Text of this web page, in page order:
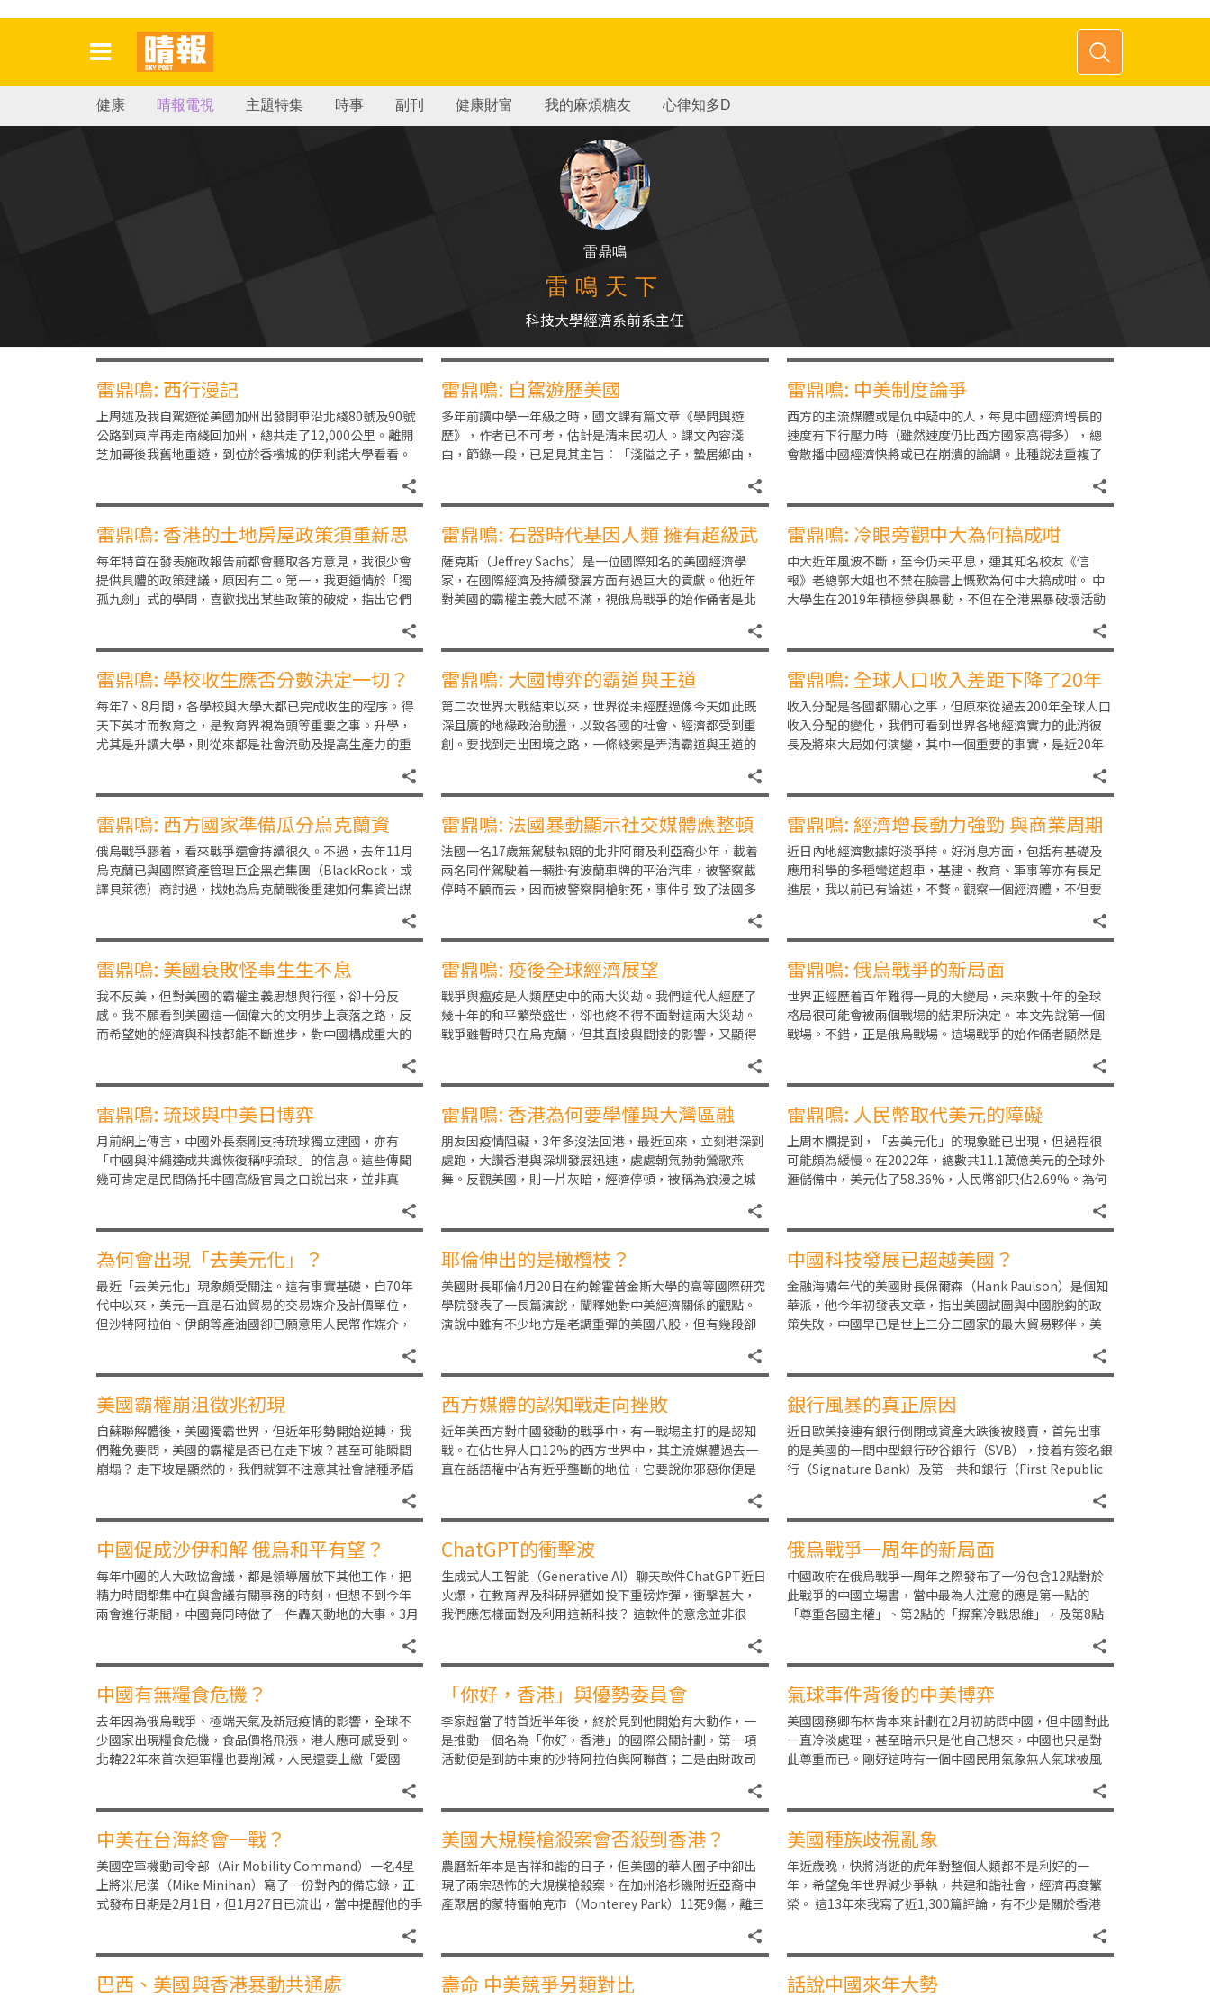
健康 晴報電視 主題特集 時事 副刊 健康財富 我的麻煩糖友 心律知多D
雷鼎鳴
雷鳴天下
科技大學經濟系前系主任
雷鼎鳴: 西行漫記
上周述及我自駕遊從美國加州出發開車沿北綫80號及90號
公路到東岸再走南綫回加州，總共走了12,000公里。離開
芝加哥後我舊地重遊，到位於香檳城的伊利諾大學看看。
雷鼎鳴: 自駕遊歷美國
多年前讀中學一年級之時，國文課有篇文章《學問與遊
歷》，作者已不可考，估計是清末民初人。課文內容淺
白，節錄一段，已足見其主旨︰「淺隘之子，蟄居鄉曲，
雷鼎鳴: 中美制度論爭
西方的主流媒體或是仇中疑中的人，每見中國經濟增長的
速度有下行壓力時（雖然速度仍比西方國家高得多），總
會散播中國經濟快將或已在崩潰的論調。此種說法重複了
雷鼎鳴: 香港的土地房屋政策須重新思
考
每年特首在發表施政報告前都會聽取各方意見，我很少會
提供具體的政策建議，原因有二。第一，我更鍾情於「獨
孤九劍」式的學問，喜歡找出某些政策的破綻，指出它們
雷鼎鳴: 石器時代基因人類 擁有超級武
器的危險
薩克斯（Jeffrey Sachs）是一位國際知名的美國經濟學
家，在國際經濟及持續發展方面有過巨大的貢獻。他近年
對美國的霸權主義大感不滿，視俄烏戰爭的始作俑者是北
雷鼎鳴: 冷眼旁觀中大為何搞成咁
中大近年風波不斷，至今仍未平息，連其知名校友《信
報》老總郭大姐也不禁在臉書上慨歎為何中大搞成咁。 中
大學生在2019年積極參與暴動，不但在全港黑暴破壞活動
雷鼎鳴: 學校收生應否分數決定一切？
每年7、8月間，各學校與大學大都已完成收生的程序。得
天下英才而教育之，是教育界視為頭等重要之事。升學，
尤其是升讀大學，則從來都是社會流動及提高生產力的重
雷鼎鳴: 大國博弈的霸道與王道
第二次世界大戰結束以來，世界從未經歷過像今天如此既
深且廣的地緣政治動盪，以致各國的社會、經濟都受到重
創。要找到走出困境之路，一條綫索是弄清霸道與王道的
雷鼎鳴: 全球人口收入差距下降了20年
收入分配是各國都關心之事，但原來從過去200年全球人口
收入分配的變化，我們可看到世界各地經濟實力的此消彼
長及將來大局如何演變，其中一個重要的事實，是近20年
雷鼎鳴: 西方國家準備瓜分烏克蘭資
源？
俄烏戰爭膠着，看來戰爭還會持續很久。不過，去年11月
烏克蘭已與國際資產管理巨企黑岩集團（BlackRock，或
譯貝萊德）商討過，找她為烏克蘭戰後重建如何集資出謀
雷鼎鳴: 法國暴動顯示社交媒體應整頓
法國一名17歲無駕駛執照的北非阿爾及利亞裔少年，載着
兩名同伴駕駛着一輛掛有波蘭車牌的平治汽車，被警察截
停時不顧而去，因而被警察開槍射死，事件引致了法國多
雷鼎鳴: 經濟增長動力強勁 與商業周期
處於下行期
近日內地經濟數據好淡爭持。好消息方面，包括有基礎及
應用科學的多種彎道超車，基建、教育、軍事等亦有長足
進展，我以前已有論述，不贅。觀察一個經濟體，不但要
雷鼎鳴: 美國衰敗怪事生生不息
我不反美，但對美國的霸權主義思想與行徑，卻十分反
感。我不願看到美國這一個偉大的文明步上衰落之路，反
而希望她的經濟與科技都能不斷進步，對中國構成重大的
雷鼎鳴: 疫後全球經濟展望
戰爭與瘟疫是人類歷史中的兩大災劫。我們這代人經歷了
幾十年的和平繁榮盛世，卻也終不得不面對這兩大災劫。
戰爭雖暫時只在烏克蘭，但其直接與間接的影響，又顯得
雷鼎鳴: 俄烏戰爭的新局面
世界正經歷着百年難得一見的大變局，未來數十年的全球
格局很可能會被兩個戰場的結果所決定。 本文先說第一個
戰場。不錯，正是俄烏戰場。這場戰爭的始作俑者顯然是
雷鼎鳴: 琉球與中美日博弈
月前網上傳言，中國外長秦剛支持琉球獨立建國，亦有
「中國與沖繩達成共識恢復稱呼琉球」的信息。這些傳聞
幾可肯定是民間偽托中國高級官員之口說出來，並非真
雷鼎鳴: 香港為何要學懂與大灣區融
合？
朋友因疫情阻礙，3年多沒法回港，最近回來，立刻港深到
處跑，大讚香港與深圳發展迅速，處處朝氣勃勃鶯歌燕
舞。反觀美國，則一片灰暗，經濟停頓，被稱為浪漫之城
雷鼎鳴: 人民幣取代美元的障礙
上周本欄提到，「去美元化」的現象雖已出現，但過程很
可能頗為緩慢。在2022年，總數共11.1萬億美元的全球外
滙儲備中，美元佔了58.36%，人民幣卻只佔2.69%。為何
為何會出現「去美元化」？
最近「去美元化」現象頗受關注。這有事實基礎，自70年
代中以來，美元一直是石油貿易的交易媒介及計價單位，
但沙特阿拉伯、伊朗等產油國卻已願意用人民幣作媒介，
耶倫伸出的是橄欖枝？
美國財長耶倫4月20日在約翰霍普金斯大學的高等國際研究
學院發表了一長篇演說，闡釋她對中美經濟關係的觀點。
演說中雖有不少地方是老調重彈的美國八股，但有幾段卻
中國科技發展已超越美國？
金融海嘯年代的美國財長保爾森（Hank Paulson）是個知
華派，他今年初發表文章，指出美國試圖與中國脫鈎的政
策失敗，中國早已是世上三分二國家的最大貿易夥伴，美
美國霸權崩沮徵兆初現
自蘇聯解體後，美國獨霸世界，但近年形勢開始逆轉，我
們難免要問，美國的霸權是否已在走下坡？甚至可能瞬間
崩塌？ 走下坡是顯然的，我們就算不注意其社會諸種矛盾
西方媒體的認知戰走向挫敗
近年美西方對中國發動的戰爭中，有一戰場主打的是認知
戰。在佔世界人口12%的西方世界中，其主流媒體過去一
直在話語權中佔有近乎壟斷的地位，它要說你邪惡你便是
銀行風暴的真正原因
近日歐美接連有銀行倒閉或資產大跌後被賤賣，首先出事
的是美國的一間中型銀行矽谷銀行（SVB），接着有簽名銀
行（Signature Bank）及第一共和銀行（First Republic
中國促成沙伊和解 俄烏和平有望？
每年中國的人大政協會議，都是領導層放下其他工作，把
精力時間都集中在與會議有關事務的時刻，但想不到今年
兩會進行期間，中國竟同時做了一件轟天動地的大事。3月
ChatGPT的衝擊波
生成式人工智能（Generative AI）聊天軟件ChatGPT近日
火爆，在教育界及科研界猶如投下重磅炸彈，衝擊甚大，
我們應怎樣面對及利用這新科技？ 這軟件的意念並非很
俄烏戰爭一周年的新局面
中國政府在俄烏戰爭一周年之際發布了一份包含12點對於
此戰爭的中國立場書，當中最為人注意的應是第一點的
「尊重各國主權」、第2點的「摒棄冷戰思維」，及第8點
中國有無糧食危機？
去年因為俄烏戰爭、極端天氣及新冠疫情的影響，全球不
少國家出現糧食危機，食品價格飛漲，港人應可感受到。
北韓22年來首次連軍糧也要削減，人民還要上繳「愛國
「你好，香港」與優勢委員會
李家超當了特首近半年後，終於見到他開始有大動作，一
是推動一個名為「你好，香港」的國際公關計劃，第一項
活動便是到訪中東的沙特阿拉伯與阿聯酋；二是由財政司
氣球事件背後的中美博弈
美國國務卿布林肯本來計劃在2月初訪問中國，但中國對此
一直冷淡處理，甚至暗示只是他自己想來，中國也只是對
此尊重而已。剛好這時有一個中國民用氣象無人氣球被風
中美在台海終會一戰？
美國空軍機動司令部（Air Mobility Command）一名4星
上將米尼漢（Mike Minihan）寫了一份對內的備忘錄，正
式發布日期是2月1日，但1月27日已流出，當中提醒他的手
美國大規模槍殺案會否殺到香港？
農曆新年本是吉祥和諧的日子，但美國的華人圈子中卻出
現了兩宗恐怖的大規模槍殺案。在加州洛杉磯附近亞裔中
產聚居的蒙特雷帕克市（Monterey Park）11死9傷，離三
美國種族歧視亂象
年近歲晚，快將消逝的虎年對整個人類都不是利好的一
年，希望兔年世界減少爭執，共建和諧社會，經濟再度繁
榮。 這13年來我寫了近1,300篇評論，有不少是關於香港
巴西、美國與香港暴動共通處 壽命 中美競爭另類對比 話說中國來年大勢